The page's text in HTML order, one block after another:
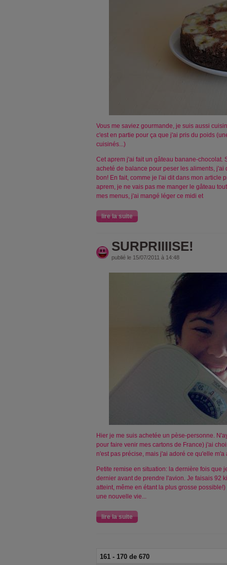
Vous me saviez gourmande, je suis aussi
c'est en partie pour ça que j'ai pris du poids
cuisinés...)
Cet aprem j'ai fait un gâteau banane-chocolat.
acheté de balance pour peser les aliments, j'ai
bon! En fait, comme je l'ai dit dans mon article
aprem, je ne vais pas me manger le gâteau
mes menus, j'ai mangé léger ce midi et
lire la suite
SURPRIIIISE!
publié le 15/07/2011 à 14:48
Hier je me suis achetée un pèse-personne.
pour faire venir mes cartons de France) j'ai
n'est pas précise, mais j'ai adoré ce qu'elle m'a
Petite remise en situation: la dernière fois que
dernier avant de prendre l'avion. Je faisais 92
atteint, même en étant la plus grosse
une nouvelle vie...
lire la suite
161 - 170 de 670